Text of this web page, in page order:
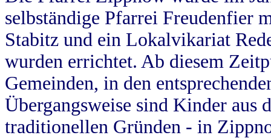
selbständige Pfarrei Freudenfier
Stabitz und ein Lokalvikariat
wurden errichtet. Ab diesem
Gemeinden, in den
Übergangsweise sind Kinder aus
traditionellen Gründen - in